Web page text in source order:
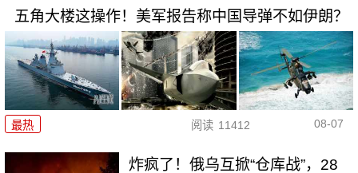
五角大楼这操作！美军报告称中国导弹不如伊朗？
最热 阅读 11412 08-07
炸疯了！俄乌互掀“仓库战”，28